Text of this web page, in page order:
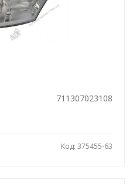
711307023108
Код: 375455-63